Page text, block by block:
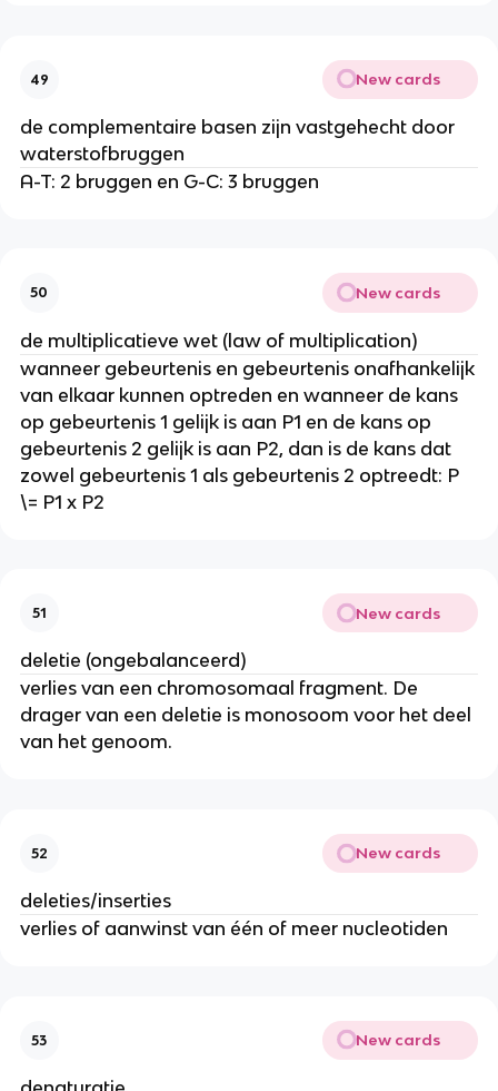
49 New cards
de complementaire basen zijn vastgehecht door
waterstofbruggen
A-T: 2 bruggen en G-C: 3 bruggen
50 New cards
de multiplicatieve wet (law of multiplication)
wanneer gebeurtenis en gebeurtenis onafhankelijk
van elkaar kunnen optreden en wanneer de kans
op gebeurtenis 1 gelijk is aan P1 en de kans op
gebeurtenis 2 gelijk is aan P2, dan is de kans dat
zowel gebeurtenis 1 als gebeurtenis 2 optreedt: P
\= P1 x P2
51 New cards
deletie (ongebalanceerd)
verlies van een chromosomaal fragment. De
drager van een deletie is monosoom voor het deel
van het genoom.
52 New cards
deleties/inserties
verlies of aanwinst van één of meer nucleotiden
53 New cards